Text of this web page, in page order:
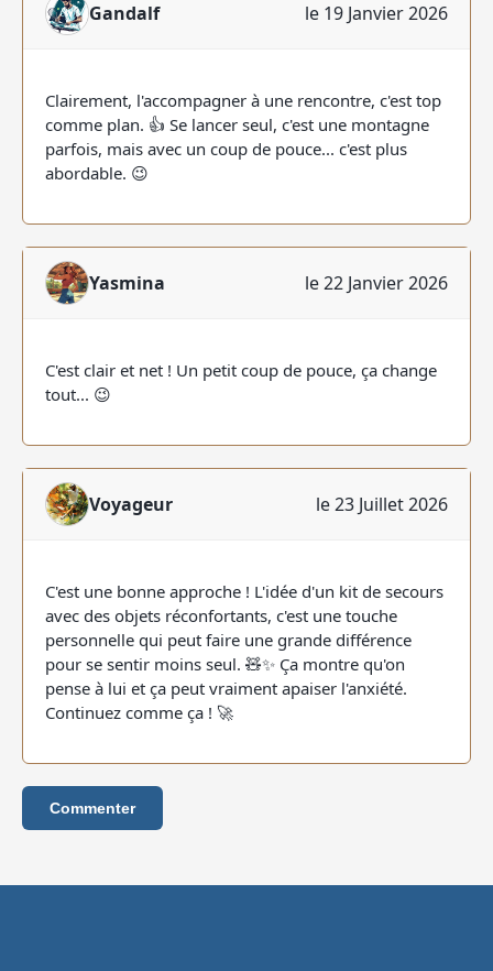
Gandalf le 19 Janvier 2026
Clairement, l'accompagner à une rencontre, c'est top
comme plan. 👍 Se lancer seul, c'est une montagne
parfois, mais avec un coup de pouce... c'est plus
abordable. 😉
Yasmina le 22 Janvier 2026
C'est clair et net ! Un petit coup de pouce, ça change
tout... 😉
Voyageur le 23 Juillet 2026
C'est une bonne approche ! L'idée d'un kit de secours
avec des objets réconfortants, c'est une touche
personnelle qui peut faire une grande différence
pour se sentir moins seul. 🧸✨ Ça montre qu'on
pense à lui et ça peut vraiment apaiser l'anxiété.
Continuez comme ça ! 🚀
Commenter